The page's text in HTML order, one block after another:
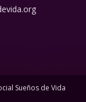
Sueños de Vida